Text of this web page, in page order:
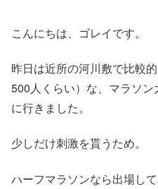
こんにちは、ゴレイです。
昨日は近所の河川敷で比較
500人くらい）な、マラソ
に行きました。
少しだけ刺激を貰うため。
ハーフマラソンなら出場し